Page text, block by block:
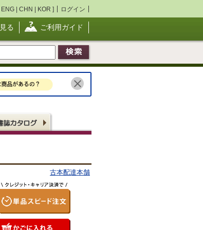
ENG | CHN | KOR ] ログイン
る ご利用ガイド
古本配達本舗